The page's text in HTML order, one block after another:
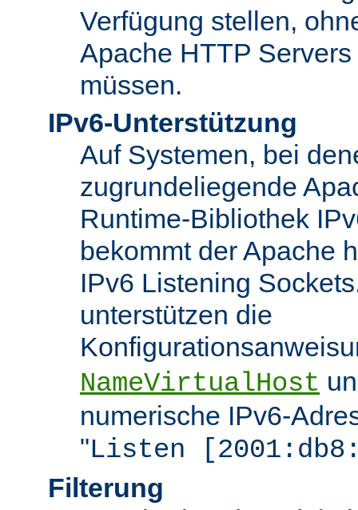
Verfügung stellen,
Apache HTTP
müssen.
IPv6-Unterstützung
Auf Systemen, bei
zugrundeliegende
Runtime-Bibliothek
bekommt der Apache
IPv6 Listening
unterstützen die
NameVirtualHost
numerische IPv6-
"Listen
Filterung